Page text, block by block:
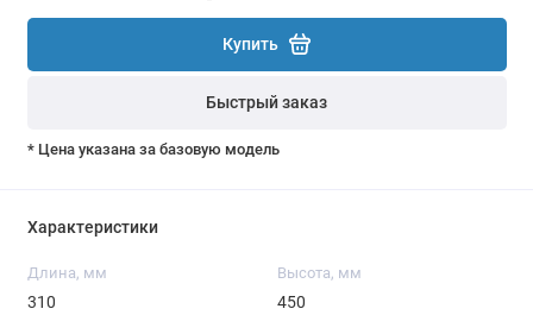
Купить
Быстрый заказ
* Цена указана за базовую модель
Характеристики
Длина, мм
310
Высота, мм
450